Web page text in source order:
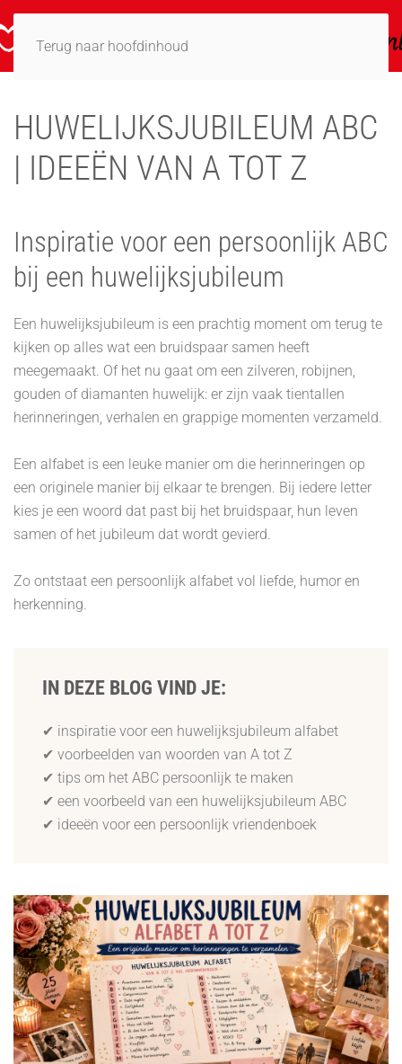
Terug naar hoofdinhoud
HUWELIJKSJUBILEUM ABC
| IDEEËN VAN A TOT Z
Inspiratie voor een persoonlijk ABC
bij een huwelijksjubileum
Een huwelijksjubileum is een prachtig moment om terug te
kijken op alles wat een bruidspaar samen heeft
meegemaakt. Of het nu gaat om een zilveren, robijnen,
gouden of diamanten huwelijk: er zijn vaak tientallen
herinneringen, verhalen en grappige momenten verzameld.
Een alfabet is een leuke manier om die herinneringen op
een originele manier bij elkaar te brengen. Bij iedere letter
kies je een woord dat past bij het bruidspaar, hun leven
samen of het jubileum dat wordt gevierd.
Zo ontstaat een persoonlijk alfabet vol liefde, humor en
herkenning.
IN DEZE BLOG VIND JE:
✔ inspiratie voor een huwelijksjubileum alfabet
✔ voorbeelden van woorden van A tot Z
✔ tips om het ABC persoonlijk te maken
✔ een voorbeeld van een huwelijksjubileum ABC
✔ ideeën voor een persoonlijk vriendenboek